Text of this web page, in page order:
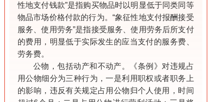
性地支付钱款”是指购买物品时以明显低于同类同等
物品市场价格付款的行为。“象征性地支付报酬接受
服务、使用劳务”是指接受服务、使用劳务后所支付
的费用，明显低于实际发生的应当支付的服务费、
劳务费。
公物，包括动产和不动产。《条例》对违规占
用公物细分为三种行为，一是利用职权或者职务上
的影响，违反有关规定占用公物归个人使用，时间